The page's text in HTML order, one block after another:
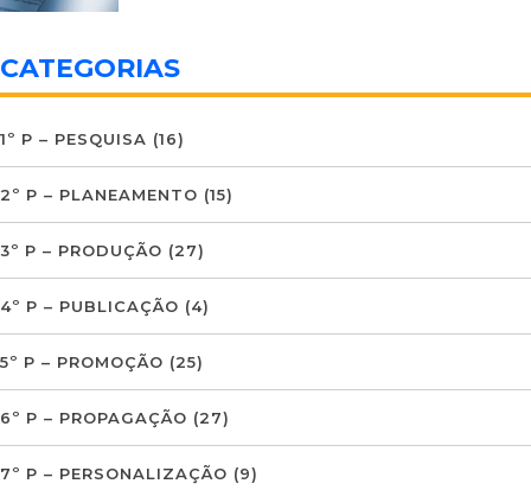
CATEGORIAS
1º P – PESQUISA (16)
2º P – PLANEAMENTO (15)
3º P – PRODUÇÃO (27)
4º P – PUBLICAÇÃO (4)
5º P – PROMOÇÃO (25)
6º P – PROPAGAÇÃO (27)
7º P – PERSONALIZAÇÃO (9)